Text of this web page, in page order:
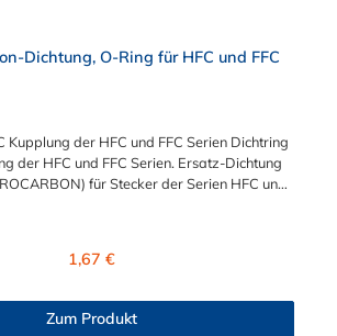
Dichtung, O-Ring für HFC und FFC
Kupplung der HFC und FFC Serien Dichtring
der HFC und FFC Serien. Ersatz-Dichtung
für Stecker der Serien HFC und
Regulärer Preis:
1,67 €
Zum Produkt